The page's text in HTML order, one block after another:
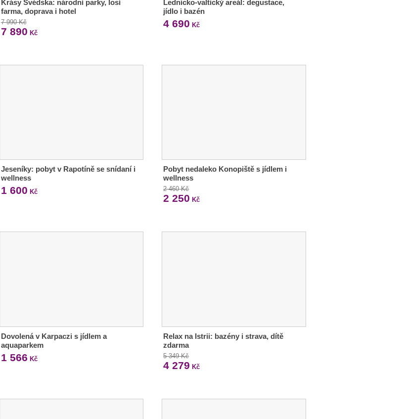
Krásy Švédska: národní parky, losí
farma, doprava i hotel
7 990 Kč
7 890 Kč
Lednicko-valtický areál: degustace,
jídlo i bazén
4 690 Kč
Jeseníky: pobyt v Rapotíně se snídaní i
wellness
1 600 Kč
Pobyt nedaleko Konopiště s jídlem i
wellness
2 460 Kč
2 250 Kč
Dovolená v Karpaczi s jídlem a
aquaparkem
1 566 Kč
Relax na Istrii: bazény i strava, dítě
zdarma
5 349 Kč
4 279 Kč